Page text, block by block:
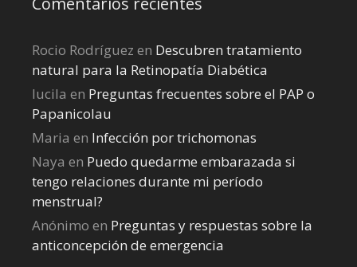
Rocio Rodríguez en Descubren tratamiento
natural para la Retinopatía Diabética
lucila en Preguntas frecuentes sobre el PAP o
Papanicolau
Maria en Infección por trichomonas
Naya en Puedo quedarme embarazada si
tengo relaciones durante mi perí­odo
menstrual?
Anónimo en Preguntas y respuestas sobre la
anticoncepción de emergencia